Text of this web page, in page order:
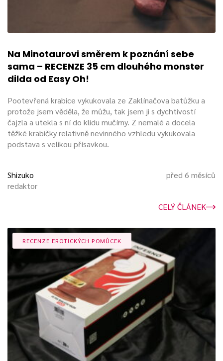
Na Minotaurovi směrem k poznání sebe
sama – RECENZE 35 cm dlouhého monster
dilda od Easy Oh!
Pootevřená krabice vykukovala ze Zaklínačova batůžku a
protože jsem věděla, že můžu, tak jsem ji s dychtivostí
čajzla a utekla s ní do klidu mučírny. Z nemalé a docela
těžké krabičky relativně nevinného vzhledu vykukovala
podstava s velikou přísavkou.
Shizuko
redaktor
před 6 měsíců
CELÝ ČLÁNEK
RECENZE EROTICKÝCH POMŮCEK